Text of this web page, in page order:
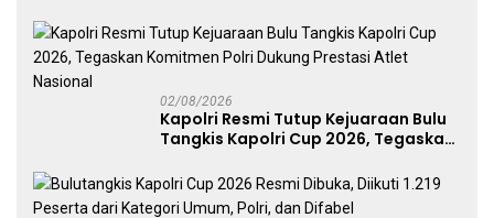
02/08/2026
Kapolri Resmi Tutup Kejuaraan Bulu
Tangkis Kapolri Cup 2026, Tegaskan
Atlet Nasional